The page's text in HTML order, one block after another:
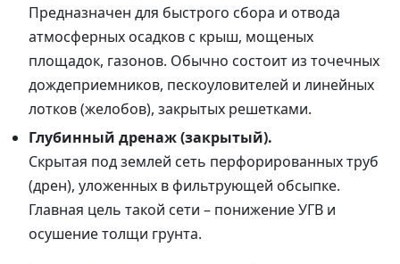
Предназначен для быстрого сбора и отвода
атмосферных осадков с крыш, мощеных
площадок, газонов. Обычно состоит из точечных
дождеприемников, пескоуловителей и линейных
лотков (желобов), закрытых решетками.
Глубинный дренаж (закрытый).
Скрытая под землей сеть перфорированных труб
(дрен), уложенных в фильтрующей обсыпке.
Главная цель такой сети – понижение УГВ и
осушение толщи грунта.